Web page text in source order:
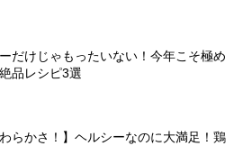
だけじゃもったいない！今年こそ極め
品レシピ3選
わらかさ！】ヘルシーなのに大満足！鶏